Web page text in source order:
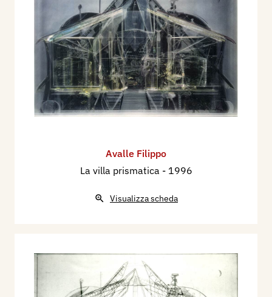
mostra, Milano, Lattuada Studio Arte
Contemporanea, pp. 40. (8 apr. / 13 mag.).
2006 - Philippe Daverio . Filippo Avalle. Testo di
Philippe Daverio. Milano, Lattuada Studio Arte
Contemporanea, 8 apr. / 13 mag., Mantova,
Archivio, n. 5 maggio, pp. 12/13.
Avalle Filippo
La villa prismatica - 1996
Visualizza scheda